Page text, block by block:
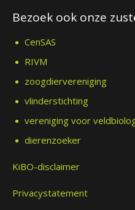
Bezoek ook onze
CenSAS
RIVM
zoogdiervereniging
vlinderstichting
vereniging voor
dierenzoeker
KiBO-disclaimer
Privacystatement